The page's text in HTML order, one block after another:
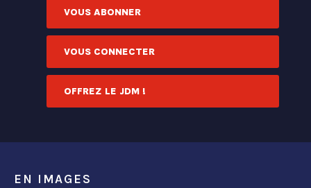
VOUS ABONNER
VOUS CONNECTER
OFFREZ LE JDM !
EN IMAGES